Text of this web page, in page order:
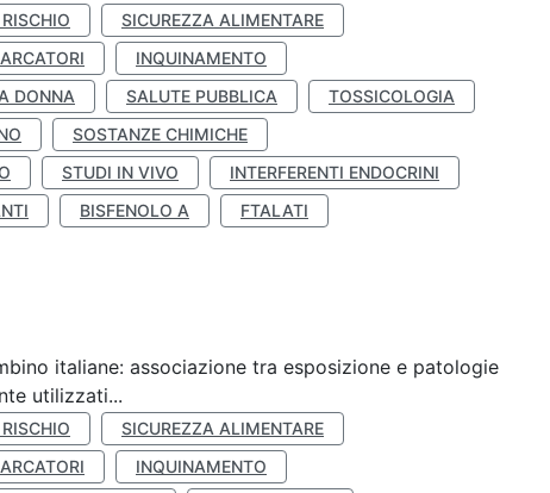
SICUREZZA ALIMENTARE
INQUINAMENTO
DONNA SALUTE PUBBLICA
TOSSICOLOGIA
SOSTANZE CHIMICHE
STUDI IN VIVO
INTERFERENTI ENDOCRINI
BISFENOLO A
FTALATI
italiane: associazione tra esposizione e patologie
utilizzati...
SICUREZZA ALIMENTARE
INQUINAMENTO